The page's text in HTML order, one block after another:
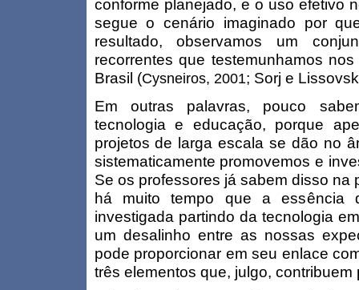
conforme planejado, e o uso efetivo
segue o cenário imaginado por
resultado, observamos um
recorrentes que testemunhamos
Brasil (Cysneiros, 2001; Sorj e
Em outras palavras, pouco
tecnologia e educação, porque
projetos de larga escala se dão no
sistematicamente promovemos e
Se os professores já sabem disso na
há muito tempo que a essência
investigada partindo da tecnologia
um desalinho entre as nossas
pode proporcionar em seu enlace
três elementos que, julgo,